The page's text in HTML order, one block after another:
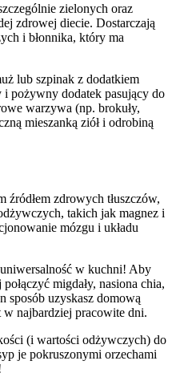
zielonych oraz
zdrowej diecie. Dostarczają
i błonnika, który ma
lub szpinak z dodatkiem
i pożywny dodatek pasujący do
warzywa (np. brokuły,
mieszanką ziół i odrobiną
źródłem zdrowych tłuszczów,
takich jak magnez i
mózgu i układu
w kuchni! Aby
migdały, nasiona chia,
sposób uzyskasz domową
w najbardziej pracowite dni.
(i wartości odżywczych) do
je pokruszonymi orzechami